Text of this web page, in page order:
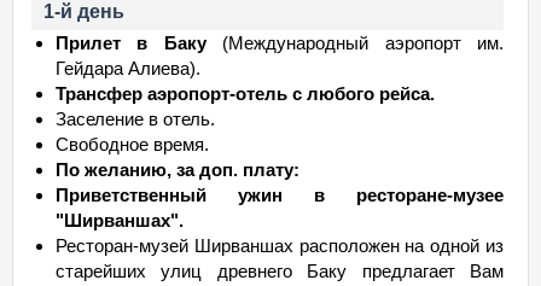
1-й день
Прилет в Баку(Международный аэропорт им.
Гейдара Алиева).
Трансфер аэропорт-отель с любого рейса.
Заселение в отель.
Свободное время.
По желанию, за доп. плату:
Приветственный ужин в ресторане-музее
"Ширваншах".
Ресторан-музей Ширваншах расположен на одной из
старейших улиц древнего Баку предлагает Вам